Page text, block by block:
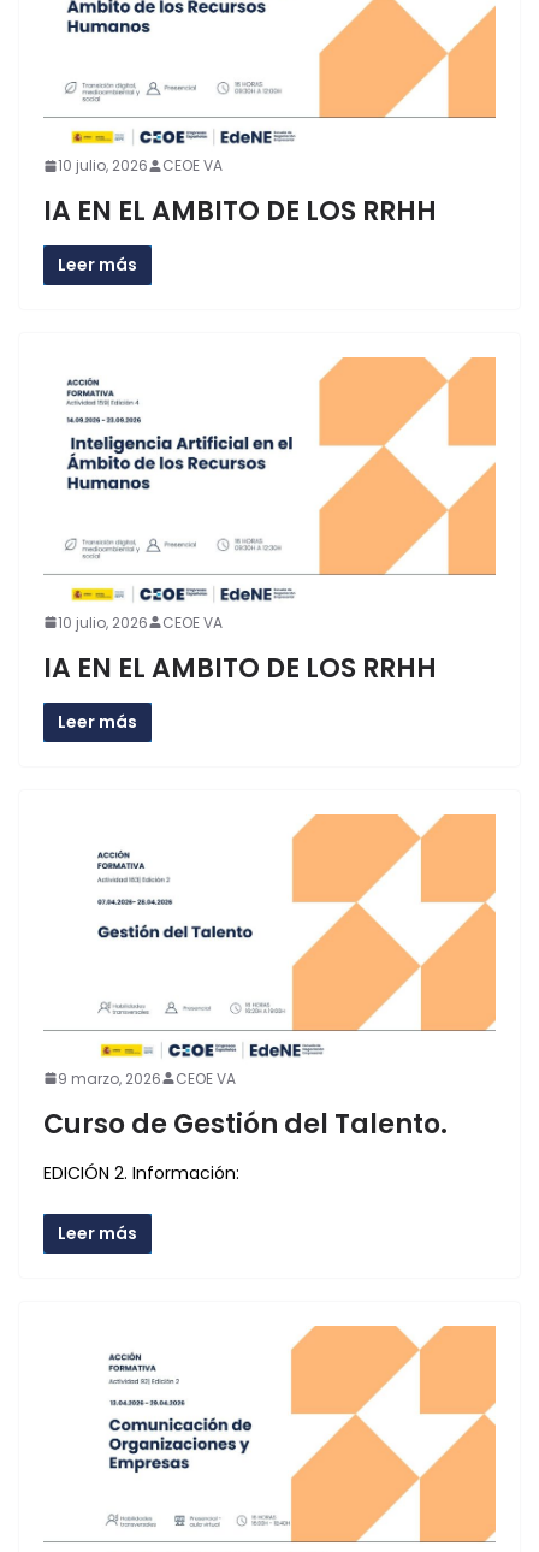
10 julio, 2026 CEOE VA
IA EN EL AMBITO DE LOS RRHH
Leer más
10 julio, 2026 CEOE VA
IA EN EL AMBITO DE LOS RRHH
Leer más
9 marzo, 2026 CEOE VA
Curso de Gestión del Talento.
EDICIÓN 2. Información:
Leer más